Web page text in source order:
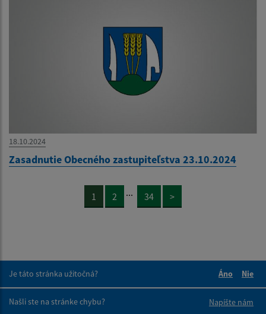
18.10.2024
Zasadnutie Obecného zastupiteľstva 23.10.2024
1 2 ... 34 >
Je táto stránka užitočná?
Áno
Nie
Našli ste na stránke chybu?
Napíšte nám